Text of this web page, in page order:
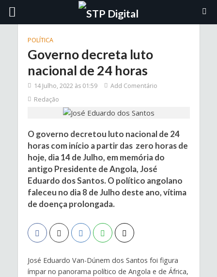
POLÍTICA
Governo decreta luto
nacional de 24 horas
14 Julho, 2022 às 01:59
Add Comentário
Redação
O governo decretou luto nacional de 24
horas com início a partir das zero horas de
hoje, dia 14 de Julho, em memória do
antigo Presidente de Angola, José
Eduardo dos Santos. O político angolano
faleceu no dia 8 de Julho deste ano, vítima
de doença prolongada.
José Eduardo Van-Dúnem dos Santos foi figura
ímpar no panorama político de Angola e de África,